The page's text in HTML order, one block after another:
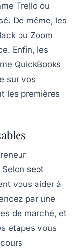
Trello ou
De même, les
ou Zoom
Enfin, les
QuickBooks
sur vos
les premières
sept
vous aider à
par une
de marché, et
étapes vous